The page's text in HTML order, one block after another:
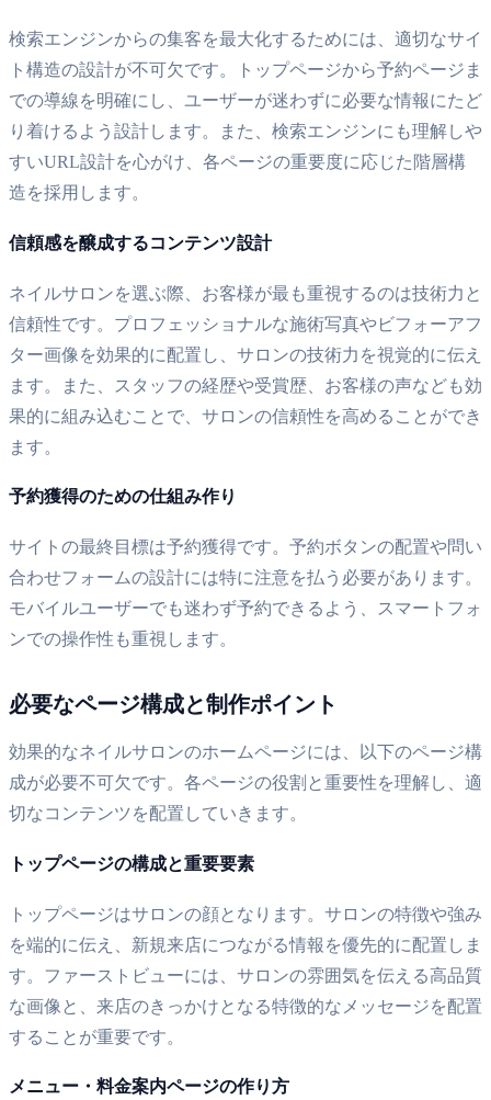
検索エンジンからの集客を最大化するためには、適切なサイ
ト構造の設計が不可欠です。トップページから予約ページま
での導線を明確にし、ユーザーが迷わずに必要な情報にたど
り着けるよう設計します。また、検索エンジンにも理解しや
すいURL設計を心がけ、各ページの重要度に応じた階層構
造を採用します。
信頼感を醸成するコンテンツ設計
ネイルサロンを選ぶ際、お客様が最も重視するのは技術力と
信頼性です。プロフェッショナルな施術写真やビフォーアフ
ター画像を効果的に配置し、サロンの技術力を視覚的に伝え
ます。また、スタッフの経歴や受賞歴、お客様の声なども効
果的に組み込むことで、サロンの信頼性を高めることができ
ます。
予約獲得のための仕組み作り
サイトの最終目標は予約獲得です。予約ボタンの配置や問い
合わせフォームの設計には特に注意を払う必要があります。
モバイルユーザーでも迷わず予約できるよう、スマートフォ
ンでの操作性も重視します。
必要なページ構成と制作ポイント
効果的なネイルサロンのホームページには、以下のページ構
成が必要不可欠です。各ページの役割と重要性を理解し、適
切なコンテンツを配置していきます。
トップページの構成と重要要素
トップページはサロンの顔となります。サロンの特徴や強み
を端的に伝え、新規来店につながる情報を優先的に配置しま
す。ファーストビューには、サロンの雰囲気を伝える高品質
な画像と、来店のきっかけとなる特徴的なメッセージを配置
することが重要です。
メニュー・料金案内ページの作り方